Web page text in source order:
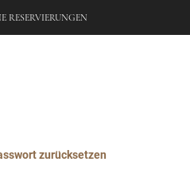
RESERVIERUNGEN
zurücksetzen